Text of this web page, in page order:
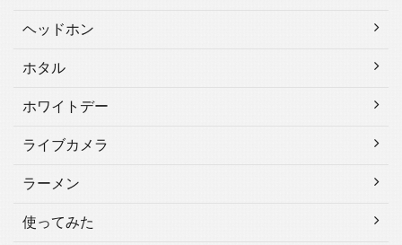
ヘッドホン
ホタル
ホワイトデー
ライブカメラ
ラーメン
使ってみた